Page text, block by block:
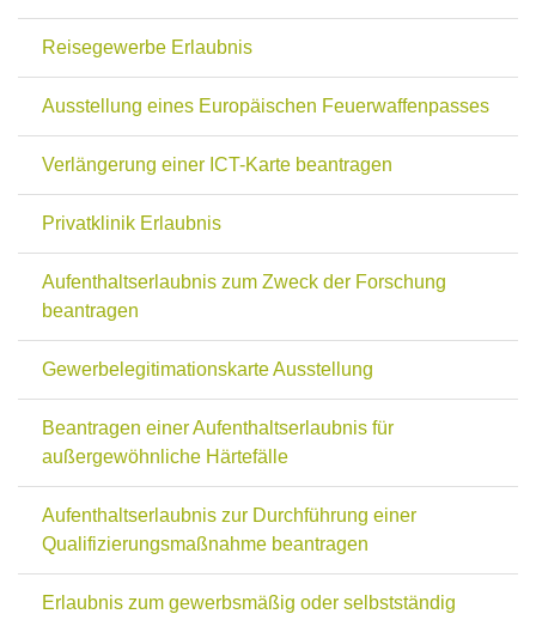
Reisegewerbe Erlaubnis
Ausstellung eines Europäischen Feuerwaffenpasses
Verlängerung einer ICT-Karte beantragen
Privatklinik Erlaubnis
Aufenthaltserlaubnis zum Zweck der Forschung
beantragen
Gewerbelegitimationskarte Ausstellung
Beantragen einer Aufenthaltserlaubnis für
außergewöhnliche Härtefälle
Aufenthaltserlaubnis zur Durchführung einer
Qualifizierungsmaßnahme beantragen
Erlaubnis zum gewerbsmäßig oder selbstständig